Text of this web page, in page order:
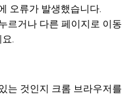
오류가 발생했습니다.
르거나 다른 페이지로 이동
.
는 것인지 크롬 브라우저를